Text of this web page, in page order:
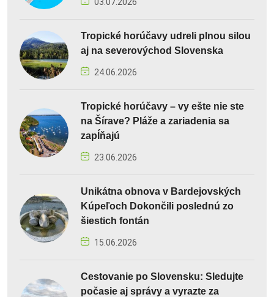
Tropické horúčavy udreli plnou silou
aj na severovýchod Slovenska
24.06.2026
Tropické horúčavy – vy ešte nie ste
na Šírave? Pláže a zariadenia sa
zapĺňajú
23.06.2026
Unikátna obnova v Bardejovských
Kúpeľoch Dokončili poslednú zo
šiestich fontán
15.06.2026
Cestovanie po Slovensku: Sledujte
počasie aj správy a vyrazte za